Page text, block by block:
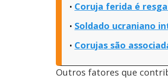
Coruja ferida é
Soldado ucraniano
Corujas são
Outros fatores que